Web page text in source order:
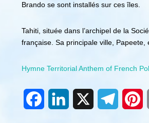
Brando se sont installés sur ces îles.
Tahiti, située dans l’archipel de la
française. Sa principale ville,
Hymne Territorial Anthem of French
FacebookLinkedIn